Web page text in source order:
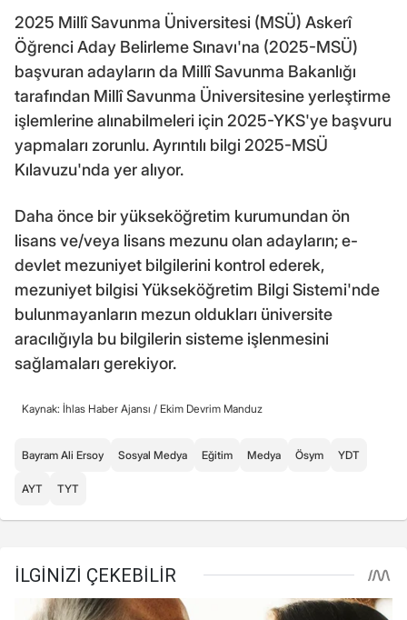
2025 Millî Savunma Üniversitesi (MSÜ) Askerî
Öğrenci Aday Belirleme Sınavı'na (2025-MSÜ)
başvuran adayların da Millî Savunma Bakanlığı
tarafından Millî Savunma Üniversitesine yerleştirme
işlemlerine alınabilmeleri için 2025-YKS'ye başvuru
yapmaları zorunlu. Ayrıntılı bilgi 2025-MSÜ
Kılavuzu'nda yer alıyor.
Daha önce bir yükseköğretim kurumundan ön
lisans ve/veya lisans mezunu olan adayların; e-
devlet mezuniyet bilgilerini kontrol ederek,
mezuniyet bilgisi Yükseköğretim Bilgi Sistemi'nde
bulunmayanların mezun oldukları üniversite
aracılığıyla bu bilgilerin sisteme işlenmesini
sağlamaları gerekiyor.
Kaynak: İhlas Haber Ajansı / Ekim Devrim Manduz
Bayram Ali Ersoy Sosyal Medya Eğitim Medya Ösym YDT
AYT TYT